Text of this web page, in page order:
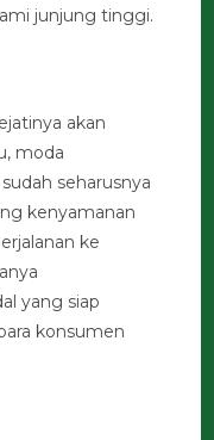
junjung tinggi.
akan
moda
seharusnya
kenyamanan
ke
yang siap
konsumen